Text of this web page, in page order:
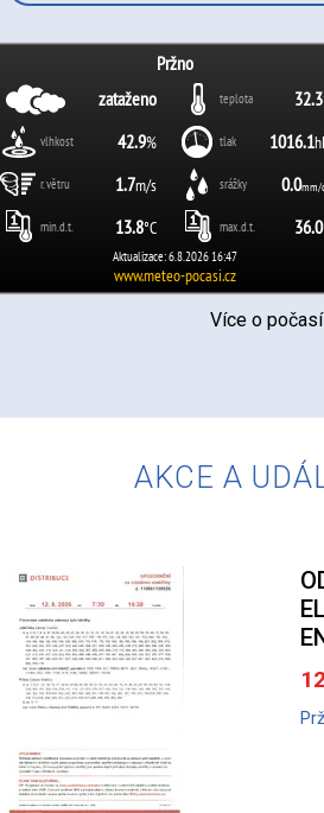
Více o počasí
AKCE A